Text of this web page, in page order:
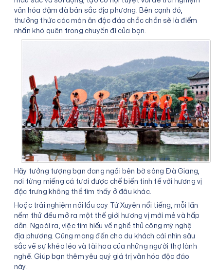
văn hóa đậm đà bản sắc địa phương. Bên cạnh đó,
thưởng thức các món ăn độc đáo chắc chắn sẽ là điểm
nhấn khó quên trong chuyến đi của bạn.
Hãy tưởng tượng bạn đang ngồi bên bờ sông Đà Giang,
nơi từng miếng cá tươi được chế biến tinh tế với hương vị
đặc trưng không thể tìm thấy ở đâu khác.
Hoặc trải nghiệm nồi lẩu cay Tứ Xuyên nổi tiếng, mỗi lần
nếm thử đều mở ra một thế giới hương vị mới mẻ và hấp
dẫn. Ngoài ra, việc tìm hiểu về nghề thủ công mỹ nghệ
địa phương. Cũng mang đến cho du khách cái nhìn sâu
sắc về sự khéo léo và tài hoa của những người thợ lành
nghề. Giúp bạn thêm yêu quý giá trị văn hóa độc đáo
này.